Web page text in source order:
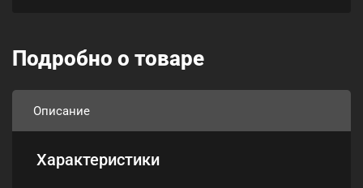
Подробно о товаре
Описание
Характеристики